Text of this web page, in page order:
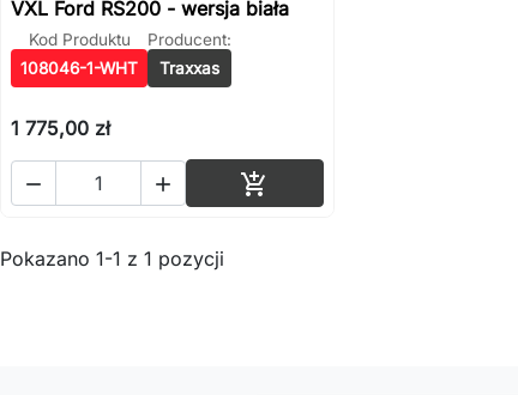
VXL Ford RS200 - wersja biała
Kod Produktu
108046-1-WHT
Producent:
Traxxas
1 775,00 zł
  
Pokazano 1-1 z 1 pozycji